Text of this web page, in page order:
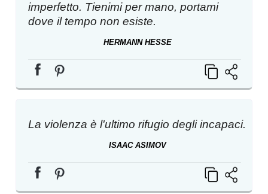
imperfetto. Tienimi per mano, portami
dove il tempo non esiste.
HERMANN HESSE
La violenza è l'ultimo rifugio degli incapaci.
ISAAC ASIMOV